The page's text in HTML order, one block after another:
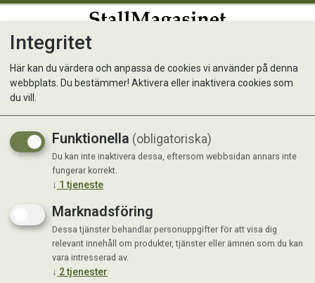
Fölgrimma ofodrad Rosa
Integritet
Här kan du värdera och anpassa de cookies vi använder på denna
webbplats. Du bestämmer! Aktivera eller inaktivera cookies som
du vill.
Funktionella (obligatoriska)
Du kan inte inaktivera dessa, eftersom webbsidan annars inte
fungerar korrekt.
↓ 1 tjeneste
Marknadsföring
Dessa tjänster behandlar personuppgifter för att visa dig
relevant innehåll om produkter, tjänster eller ämnen som du kan
vara intresserad av.
↓ 2tjenester